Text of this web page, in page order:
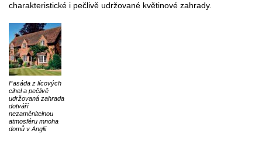
charakteristické i pečlivě udržované květinové zahrady.
Fasáda z lícových
cihel a pečlivě
udržovaná zahrada
dotváří
nezaměnitelnou
atmosféru mnoha
domů v Anglii